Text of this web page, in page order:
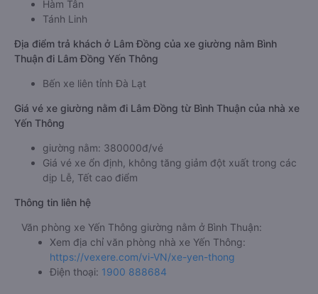
Hàm Tân
Tánh Linh
Địa điểm trả khách ở Lâm Đồng của xe giường nằm Bình
Thuận đi Lâm Đồng Yến Thông
Bến xe liên tỉnh Đà Lạt
Giá vé xe giường nằm đi Lâm Đồng từ Bình Thuận của nhà xe
Yến Thông
giường nằm: 380000đ/vé
Giá vé xe ổn định, không tăng giảm đột xuất trong các
dịp Lễ, Tết cao điểm
Thông tin liên hệ
Văn phòng xe Yến Thông giường nằm ở Bình Thuận:
Xem địa chỉ văn phòng nhà xe Yến Thông:
https://vexere.com/vi-VN/xe-yen-thong
Điện thoại: 1900 888684